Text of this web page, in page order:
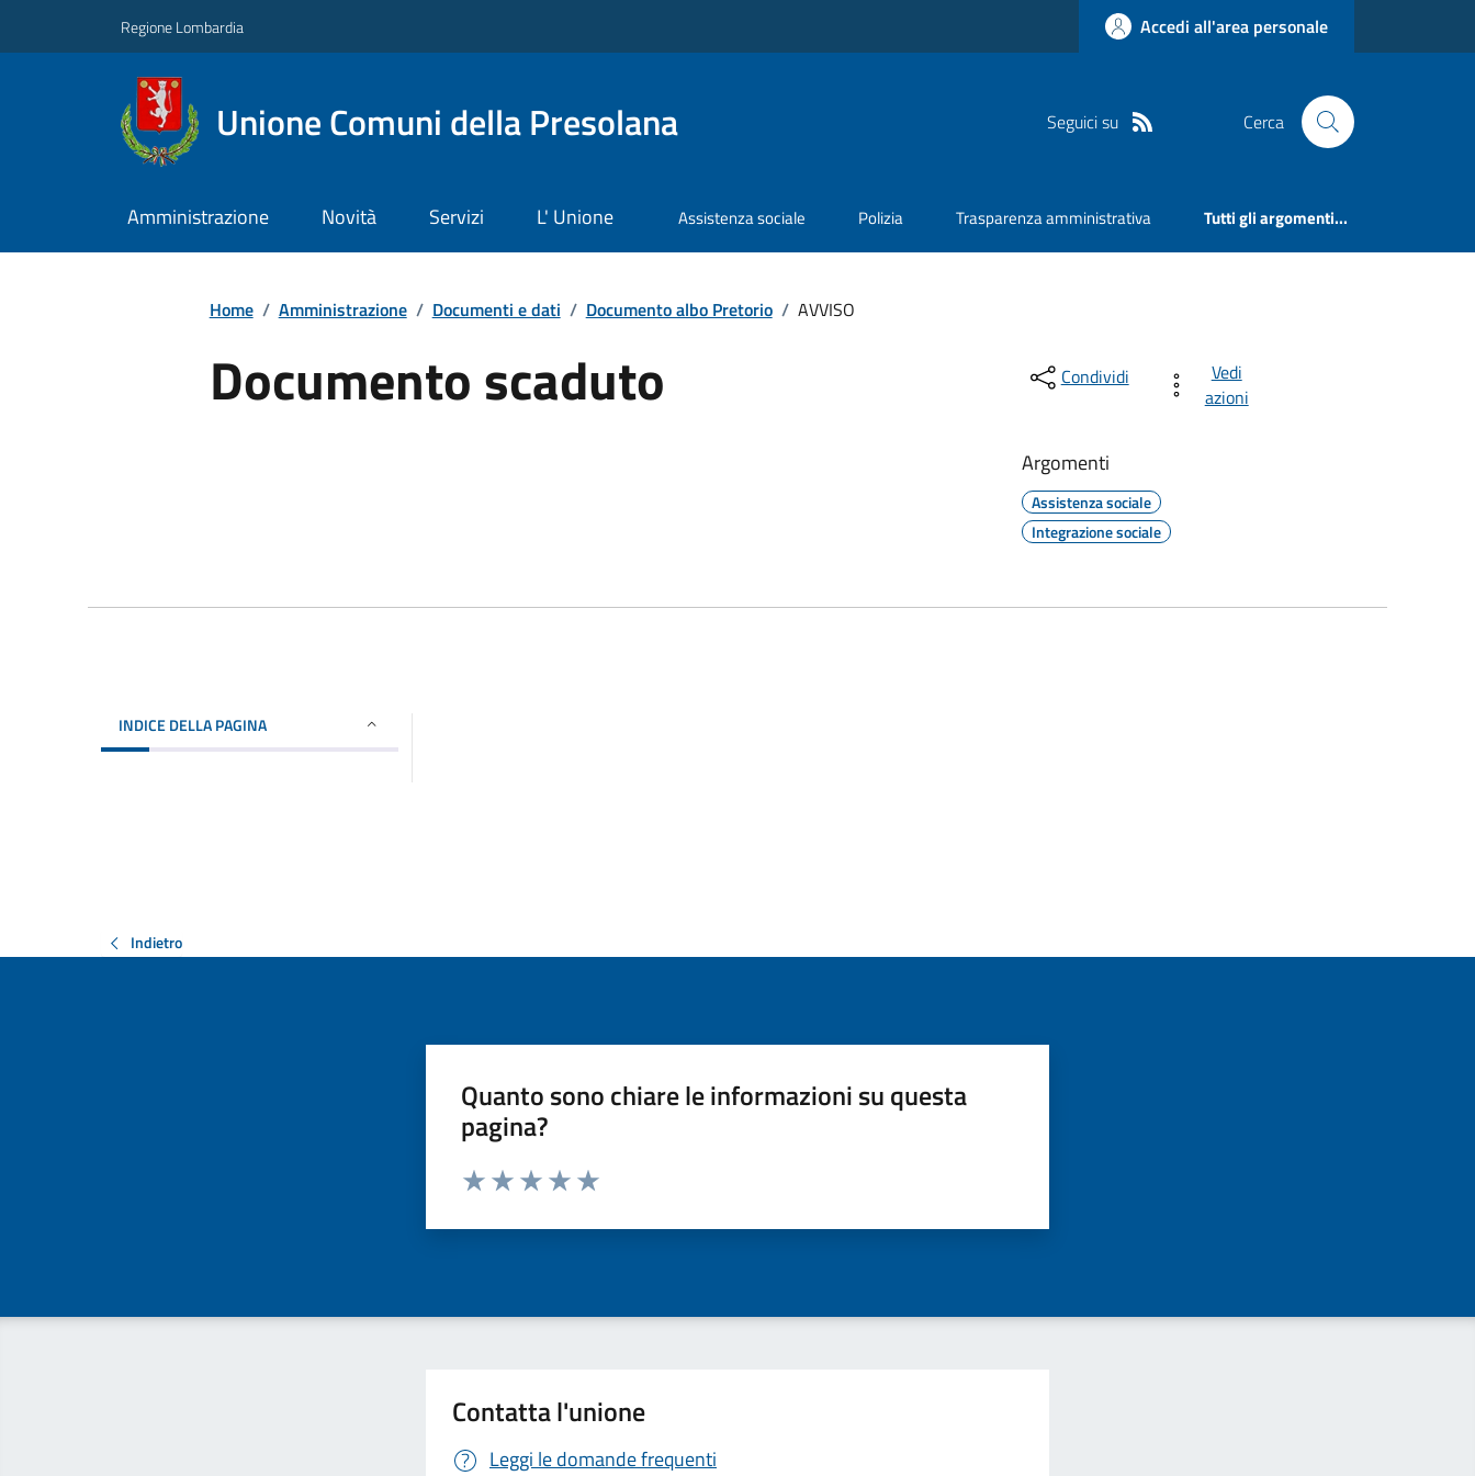
Regione Lombardia Accedi all'area personale
Unione Comuni della Presolana Seguici su Cerca
Amministrazione Novità Servizi L' Unione Assistenza sociale Polizia Trasparenza amministrativa Tutti gli argomenti...
Home / Amministrazione / Documenti e dati / Documento albo Pretorio / AVVISO
Documento scaduto Condividi
Vedi
azioni
Argomenti
Assistenza sociale
Integrazione sociale
INDICE DELLA PAGINA
Indietro
Quanto sono chiare le informazioni su questa
pagina?
Valuta da 1 a 5 stelle la pagina
Contatta l'unione
Leggi le domande frequenti